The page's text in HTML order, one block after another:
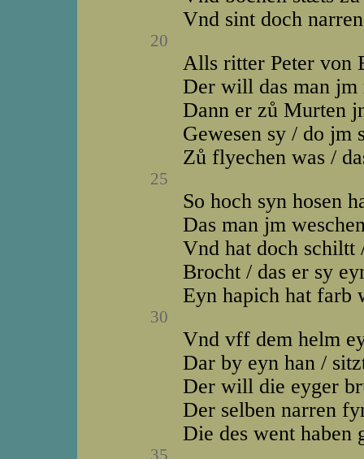
Vnd sint doch
20
Alls ritter Peter von
Der will das man jm
Dann er zů Murten
Gewesen sy / do jm
Zů flyechen was /
25
So hoch syn hosen
Das man jm
Vnd hat doch schiltt
Brocht / das er sy
Eyn hapich hat farb
30
Vnd vff dem helm
Dar by eyn han /
Der will die eyger
Der selben narren
Die des went haben
35